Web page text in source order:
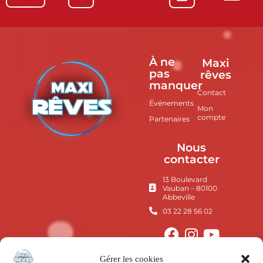
Gérer les cookies
À ne
pas
manquer
Événements
Partenaires
Maxi
rêves
Contact
Mon
compte
Nous
contacter
13 Boulevard
Vauban – 80100
Abbeville
03 22 28 56 02